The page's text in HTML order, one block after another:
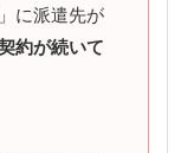
に派遣先が
約が続いて